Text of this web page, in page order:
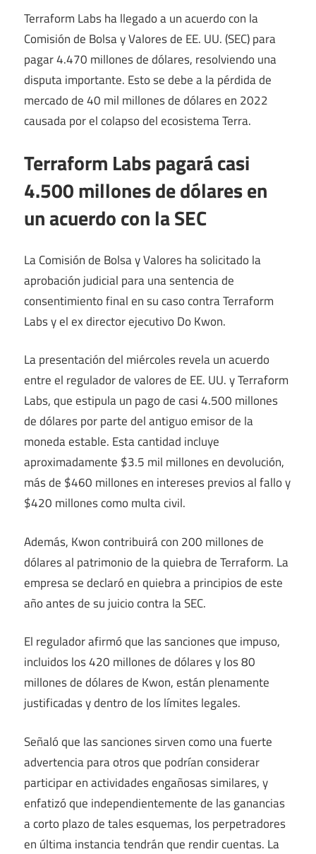
Terraform Labs ha llegado a un acuerdo con la
Comisión de Bolsa y Valores de EE. UU. (SEC) para
pagar 4.470 millones de dólares, resolviendo una
disputa importante. Esto se debe a la pérdida de
mercado de 40 mil millones de dólares en 2022
causada por el colapso del ecosistema Terra.
Terraform Labs pagará casi
4.500 millones de dólares en
un acuerdo con la SEC
La Comisión de Bolsa y Valores ha solicitado la
aprobación judicial para una sentencia de
consentimiento final en su caso contra Terraform
Labs y el ex director ejecutivo Do Kwon.
La presentación del miércoles revela un acuerdo
entre el regulador de valores de EE. UU. y Terraform
Labs, que estipula un pago de casi 4.500 millones
de dólares por parte del antiguo emisor de la
moneda estable. Esta cantidad incluye
aproximadamente $3.5 mil millones en devolución,
más de $460 millones en intereses previos al fallo y
$420 millones como multa civil.
Además, Kwon contribuirá con 200 millones de
dólares al patrimonio de la quiebra de Terraform. La
empresa se declaró en quiebra a principios de este
año antes de su juicio contra la SEC.
El regulador afirmó que las sanciones que impuso,
incluidos los 420 millones de dólares y los 80
millones de dólares de Kwon, están plenamente
justificadas y dentro de los límites legales.
Señaló que las sanciones sirven como una fuerte
advertencia para otros que podrían considerar
participar en actividades engañosas similares, y
enfatizó que independientemente de las ganancias
a corto plazo de tales esquemas, los perpetradores
en última instancia tendrán que rendir cuentas. La